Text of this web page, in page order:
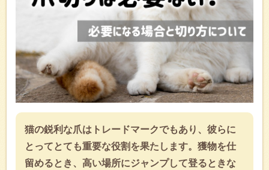
猫の鋭利な爪はトレードマークでもあり、彼らに
とってとても重要な役割を果たします。獲物を仕
留めるとき、高い場所にジャンプして登るときな